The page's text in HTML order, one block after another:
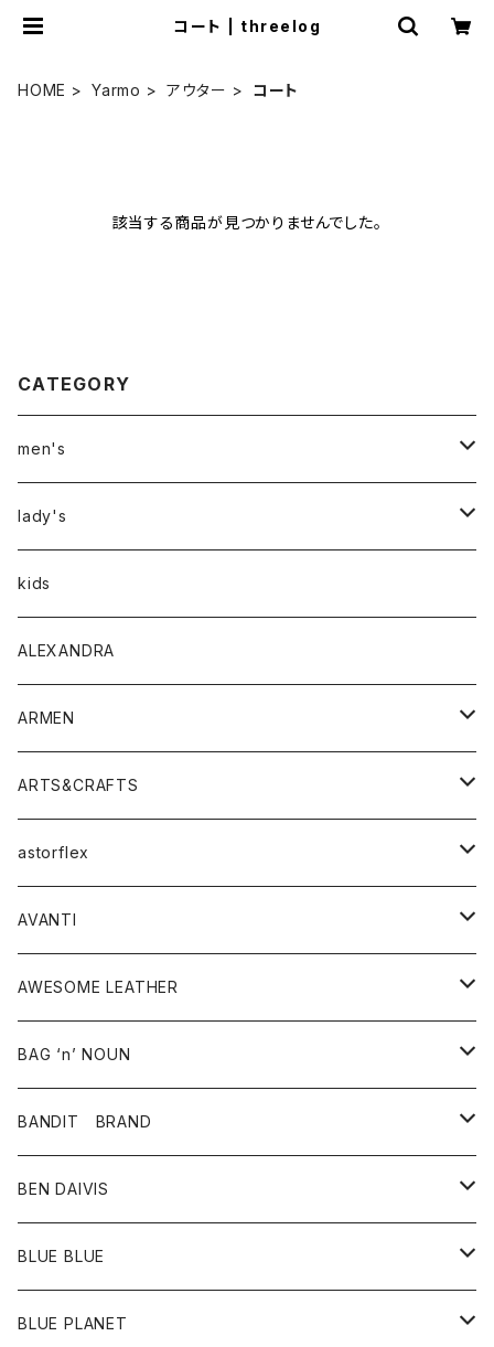
コート | threelog
HOME Yarmo アウター コート
該当する商品が見つかりませんでした。
CATEGORY
men's
アウター
トップス
Tシャツ
シャツ
ボトムス
lady's
アウター
トップス
Tシャツ・カットソー
シャツ・ブラウス
ボトムス
パンツ
スカート
ワンピース・オールインワン
バッグ
シューズ
アクセサリー
その他雑貨
kids
ALEXANDRA
ARMEN
アウター
コート
ジャケット
トップス
ベスト
シャツ
ワンピース
ボトム
スカート
パンツ
グッズ
靴
ARTS&CRAFTS
アクセサリー
ウォレット
バッグ
astorflex
グッズ
靴
AVANTI
シャツ
AWESOME LEATHER
アウター
革ジャケット
BAG ‘n’ NOUN
アクセサリー
バッグ
ポーチ
BANDIT BRAND
トップス
Ｔシャツ
BEN DAIVIS
ポトム
パンツ
BLUE BLUE
アウター
BLUE PLANET